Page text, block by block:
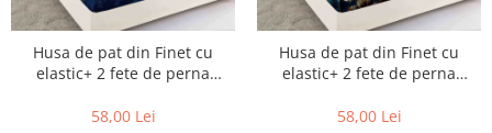
Husa de pat din Finet cu
elastic+ 2 fete de perna
58,00 Lei
Husa de pat din Finet cu
elastic+ 2 fete de perna
58,00 Lei